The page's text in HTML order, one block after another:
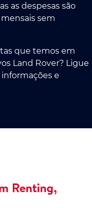
as despesas são
sem
que temos em
Land Rover? Ligue
e
Renting,